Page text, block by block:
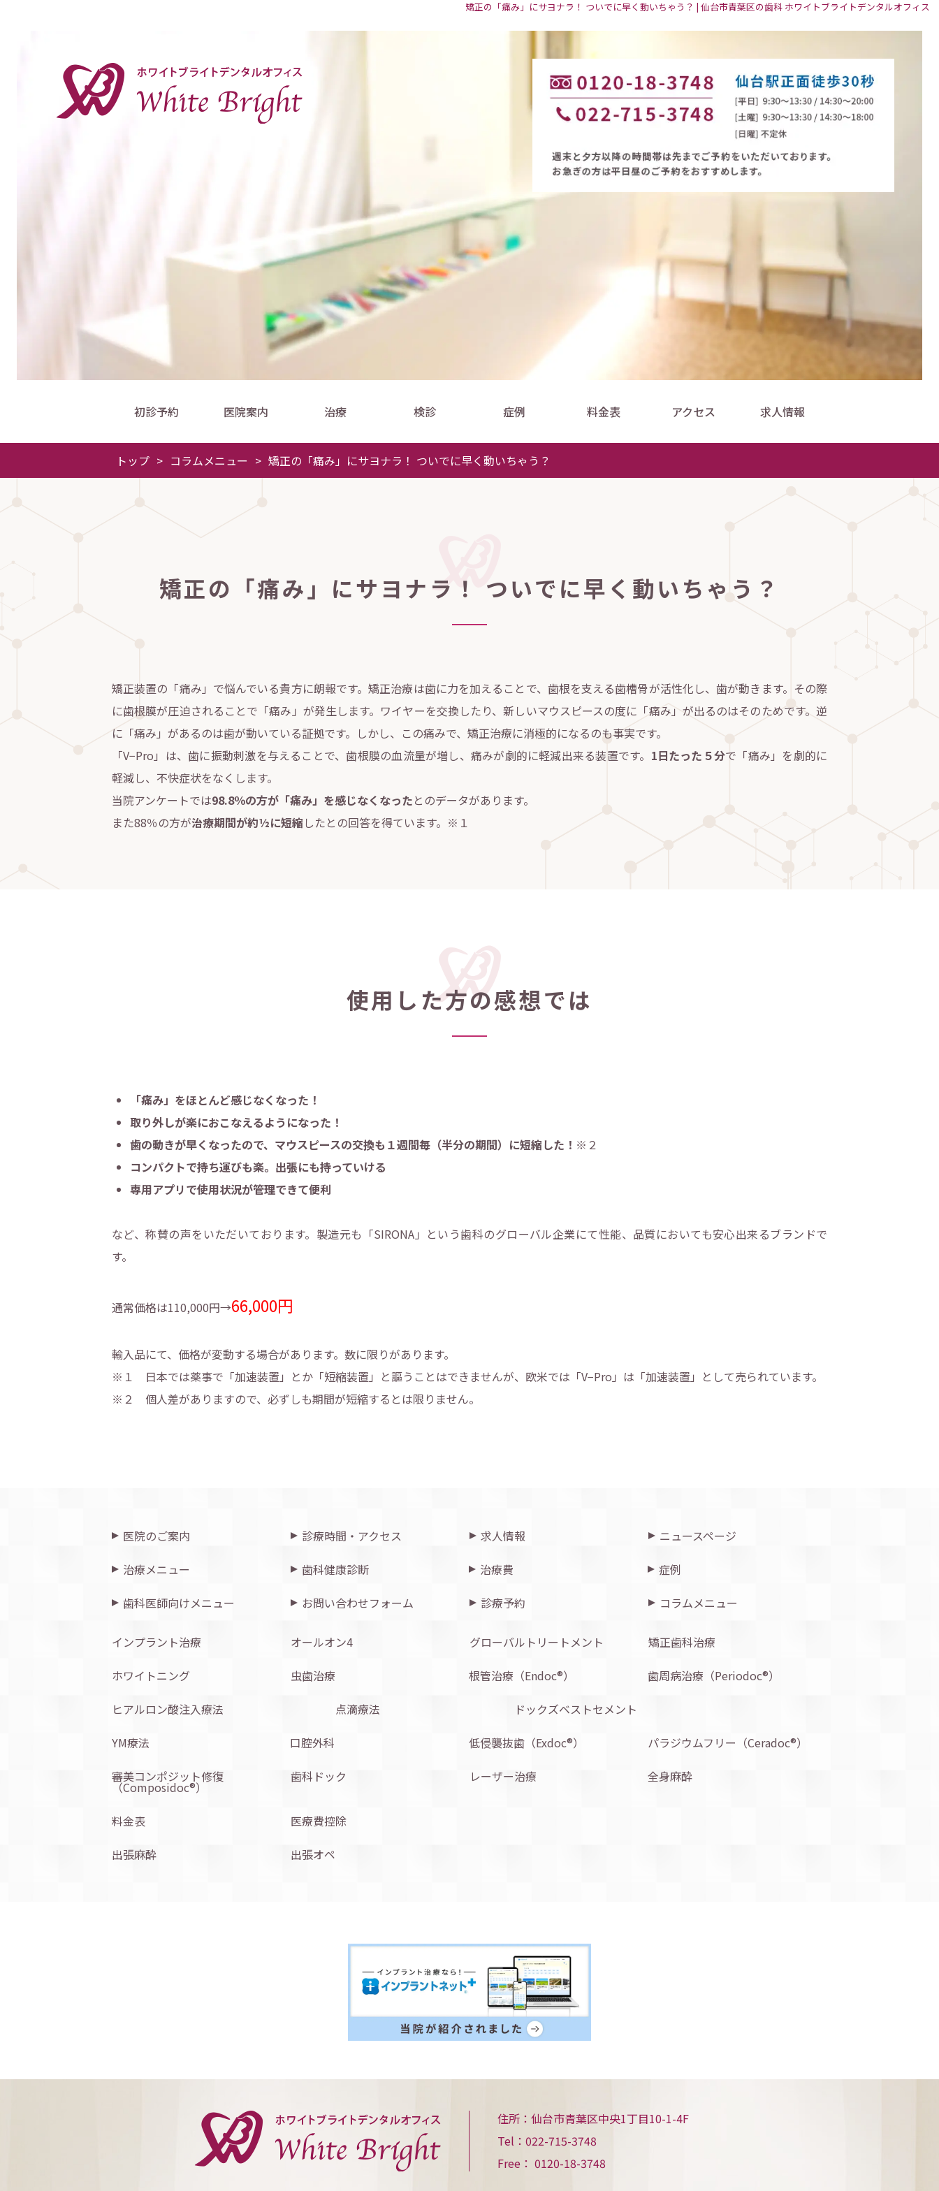
矯正の「痛み」にサヨナラ！ ついでに早く動いちゃう？ | 仙台市青葉区の歯科 ホワイトブライトデンタルオフィス
初診予約 医院案内 治療 検診 症例 料金表 アクセス 求人情報
トップ > コラムメニュー > 矯正の「痛み」にサヨナラ！ ついでに早く動いちゃう？
矯正の「痛み」にサヨナラ！ ついでに早く動いちゃう？
矯正装置の「痛み」で悩んでいる貴方に朗報です。矯正治療は歯に力を加えることで、歯根を支える歯槽骨が活性化し、歯が動きます。その際
に歯根膜が圧迫されることで「痛み」が発生します。ワイヤーを交換したり、新しいマウスピースの度に「痛み」が出るのはそのためです。逆
に「痛み」があるのは歯が動いている証拠です。しかし、この痛みで、矯正治療に消極的になるのも事実です。
「V−Pro」は、歯に振動刺激を与えることで、歯根膜の血流量が増し、痛みが劇的に軽減出来る装置です。 1日たった５分で「痛み」を劇的に
軽減し、不快症状をなくします。
当院アンケートでは98.8％の方が「痛み」を感じなくなったとのデータがあります。
また88％の方が治療期間が約½に短縮 したとの回答を得ています。※１
使用した方の感想では
「痛み」をほとんど感じなくなった！
取り外しが楽におこなえるようになった！
歯の動きが早くなったので、マウスピースの交換も１週間毎（半分の期間）に短縮した！ ※２
コンパクトで持ち運びも楽。出張にも持っていける
専用アプリで使用状況が管理できて便利
など、称賛の声をいただいております。製造元も「SIRONA」という歯科のグローバル企業にて性能、品質においても安心出来るブランドで
す。
通常価格は110,000円→66,000円
輸入品にて、価格が変動する場合があります。数に限りがあります。
※１ 日本では薬事で「加速装置」とか「短縮装置」と謳うことはできませんが、欧米では「V−Pro」は「加速装置」として売られています。
※２ 個人差がありますので、必ずしも期間が短縮するとは限りません。
医院のご案内 診療時間・アクセス 求人情報
ニュースページ
治療メニュー
歯科健康診断 治療費
症例
歯科医師向けメニュー
お問い合わせフォーム 診療予約 コラムメニュー
インプラント治療 オールオン4 グローバルトリートメント
矯正歯科治療
ホワイトニング
虫歯治療 根管治療（Endoc®︎）
歯周病治療（Periodoc®︎）
ヒアルロン酸注入療法
点滴療法
ドックズベストセメント
YM療法
口腔外科 低侵襲抜歯（Exdoc®︎）
パラジウムフリー（Ceradoc®︎）
審美コンポジット修復
（Composidoc®︎）
歯科ドック レーザー治療 全身麻酔
料金表
医療費控除
出張麻酔
出張オペ
住所：仙台市青葉区中央1丁目10-1-4F
Tel：022-715-3748
Free： 0120-18-3748